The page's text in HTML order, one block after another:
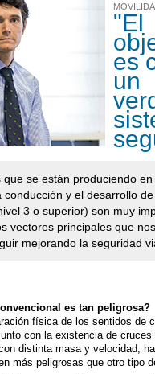
"El
es
un
que se están produciendo
conducción y el desarrollo
3 o superior) son muy
vectores principales que
mejorando la seguridad
es tan peligrosa?
física de los sentidos de
con la existencia de cruces
distinta masa y velocidad,
más peligrosas que otro tipo